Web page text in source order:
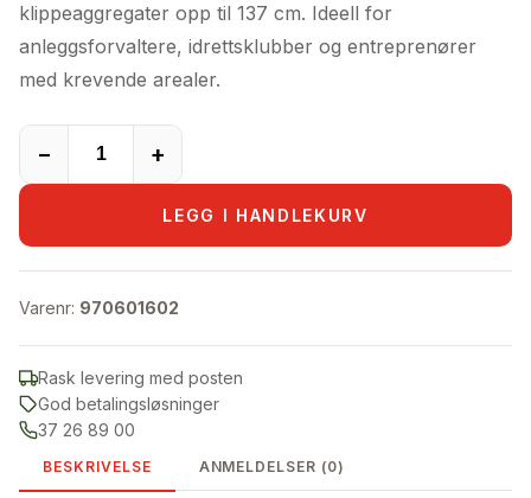
klippeaggregater opp til 137 cm. Ideell for
anleggsforvaltere, idrettsklubber og entreprenører
med krevende arealer.
− +
LEGG I HANDLEKURV
Varenr: 970601602
Rask levering med posten
God betalingsløsninger
37 26 89 00
BESKRIVELSE ANMELDELSER (0)